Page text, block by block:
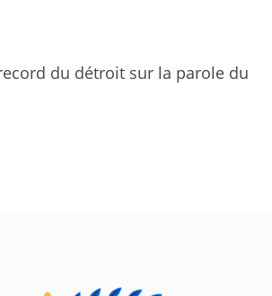
du détroit sur la parole du